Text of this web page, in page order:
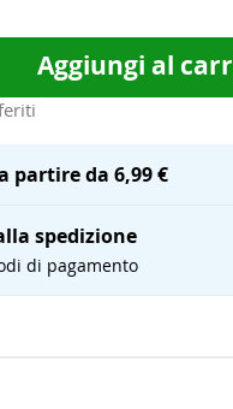
Aggiungi al
partire da 6,99 €
spedizione
di pagamento